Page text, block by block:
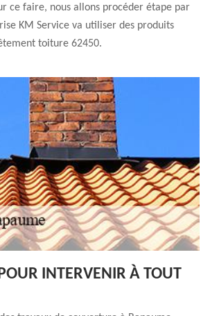
ce faire, nous allons procéder étape par
KM Service va utiliser des produits
toiture 62450.
INTERVENIR À TOUT